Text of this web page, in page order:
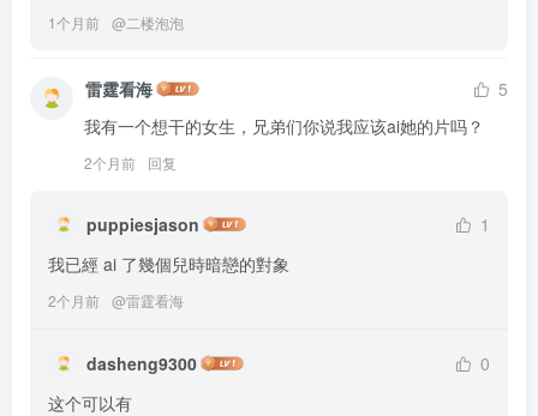
1个月前 @二楼泡泡
雷霆看海
5
我有一个想干的女生，兄弟们你说我应该ai她的片吗？
2个月前 回复
puppiesjason
1
我已經 ai 了幾個兒時暗戀的對象
2个月前 @雷霆看海
dasheng9300
0
这个可以有